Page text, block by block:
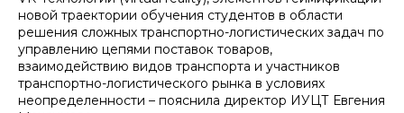
новой траектории обучения студентов в области
решения сложных транспортно-логистических задач по
управлению цепями поставок товаров,
взаимодействию видов транспорта и участников
транспортно-логистического рынка в условиях
неопределенности – пояснила директор ИУЦТ Евгения